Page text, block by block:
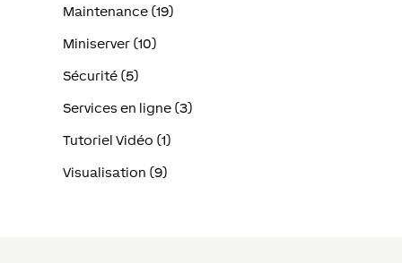
Maintenance (19)
Miniserver (10)
Sécurité (5)
Services en ligne (3)
Tutoriel Vidéo (1)
Visualisation (9)